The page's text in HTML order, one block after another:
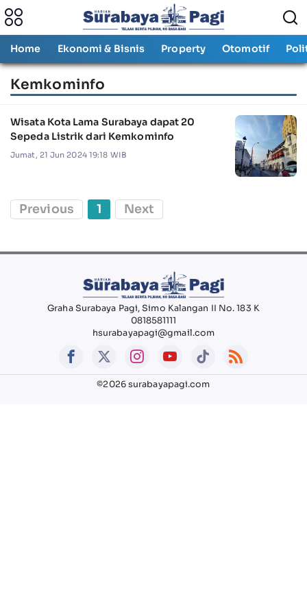
Home Ekonomi & Bisnis Property Otomotif
Kemkominfo
Wisata Kota Lama Surabaya dapat 20
Sepeda Listrik dari Kemkominfo
Jumat, 21 Jun 2024 19:18 WIB
Previous 1 Next
Graha Surabaya Pagi, Simo Kalangan II No. 183 K
0818581111
hsurabayapagi@gmail.com
©2026 surabayapagi.com